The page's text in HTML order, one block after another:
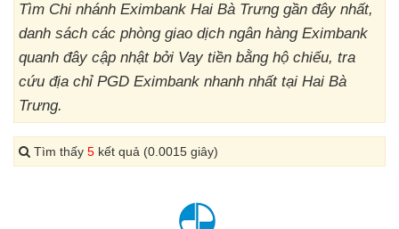
Tìm Chi nhánh Eximbank Hai Bà Trưng gần đây nhất,
danh sách các phòng giao dịch ngân hàng Eximbank
quanh đây cập nhật bởi Vay tiền bằng hộ chiếu, tra
cứu địa chỉ PGD Eximbank nhanh nhất tại Hai Bà
Trưng.
Tìm thấy 5 kết quả (0.0015 giây)